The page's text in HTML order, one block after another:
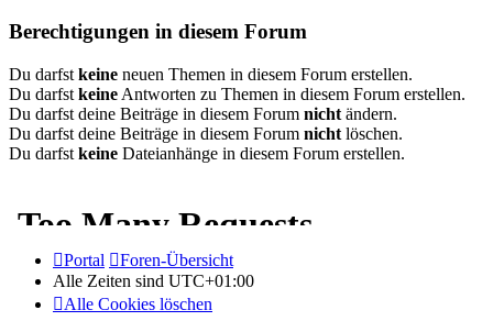
Berechtigungen in diesem Forum
Du darfst keine neuen Themen in diesem Forum erstellen.
Du darfst keine Antworten zu Themen in diesem Forum erstellen.
Du darfst deine Beiträge in diesem Forum nicht ändern.
Du darfst deine Beiträge in diesem Forum nicht löschen.
Du darfst keine Dateianhänge in diesem Forum erstellen.
Portal
Foren-Übersicht
Alle Zeiten sind UTC+01:00
Alle Cookies löschen